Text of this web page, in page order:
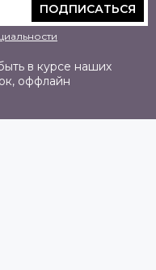
ПОДПИСАТЬСЯ
в курсе наших
оффлайн